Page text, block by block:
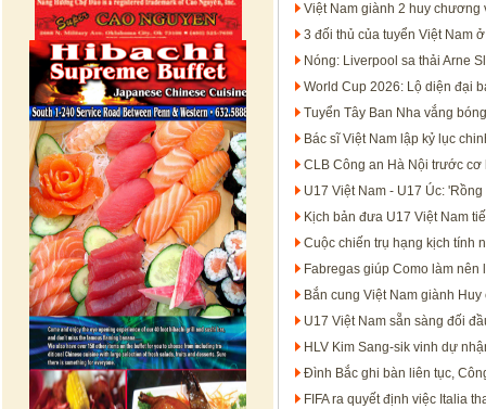
Việt Nam giành 2 huy chương
3 đối thủ của tuyển Việt Nam
Nóng: Liverpool sa thải Arne
World Cup 2026: Lộ diện đại
Tuyển Tây Ban Nha vắng
Bác sĩ Việt Nam lập kỷ lục
CLB Công an Hà Nội trước cơ
U17 Việt Nam - U17 Úc:
Kịch bản đưa U17 Việt Nam
Cuộc chiến trụ hạng kịch tính
Fabregas giúp Como làm nên
Bắn cung Việt Nam giành
U17 Việt Nam sẵn sàng đối
HLV Kim Sang-sik vinh dự
Đình Bắc ghi bàn liên tục,
FIFA ra quyết định việc Italia